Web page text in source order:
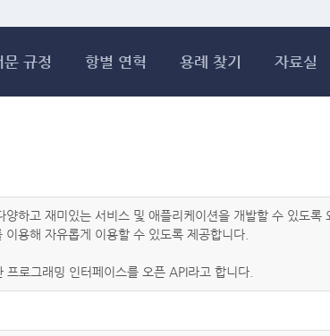
문 규정 항별 연혁 용례 찾기 자료실
하고 재미있는 서비스 및 애플리케이션을 개발할 수 있도록
용해 자유롭게 이용할 수 있도록 제공합니다.
로그래밍 인터페이스를 오픈 API라고 합니다.